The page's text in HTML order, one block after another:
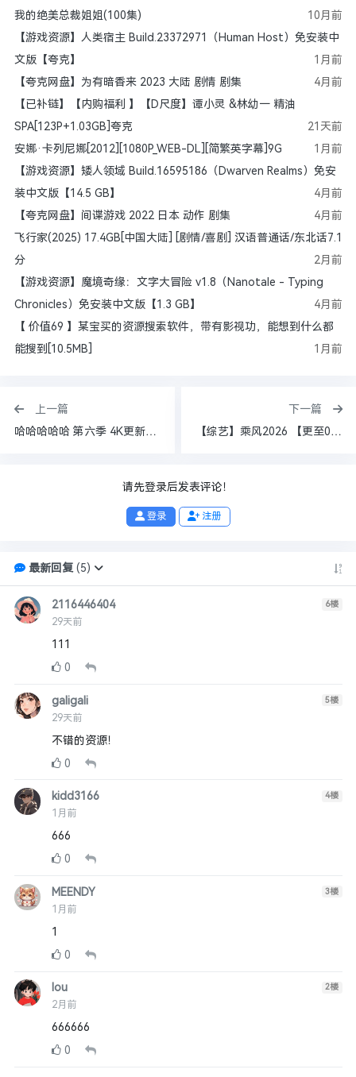
我的绝美总裁姐姐(100集)
10月前
【游戏资源】人类宿主 Build.23372971（Human Host）免安装中
文版【夸克】
1月前
【夸克网盘】为有暗香来 2023 大陆 剧情 剧集
4月前
【已补链】【内购福利 】【D尺度】谭小灵 &林幼一 精油
SPA[123P+1.03GB]夸克
21天前
安娜·卡列尼娜[2012][1080P_WEB-DL][简繁英字幕]9G
1月前
【游戏资源】矮人领域 Build.16595186（Dwarven Realms）免安
装中文版【14.5 GB】
4月前
【夸克网盘】间谍游戏 2022 日本 动作 剧集
4月前
飞行家(2025) 17.4GB[中国大陆] [剧情/喜剧] 汉语普通话/东北话7.1
分
2月前
【游戏资源】魔境奇缘：文字大冒险 v1.8（Nanotale - Typing
Chronicles）免安装中文版【1.3 GB】
4月前
【 价值69 】某宝买的资源搜索软件，带有影视功，能想到什么都
能搜到[10.5MB]
1月前
上一篇
哈哈哈哈哈 第六季 4K更新至0520
下一篇
【综艺】乘风2026 【更至05.21】【4K 高码率】【国语中字】【1.2G/集】（附1-6季）
请先登录后发表评论！
登录 注册
最新回复( 5)
2116446404
29天前
6楼
111
0
galigali
29天前
5楼
不错的资源！
0
kidd3166
1月前
4楼
666
0
MEENDY
1月前
3楼
1
0
lou
2月前
2楼
666666
0